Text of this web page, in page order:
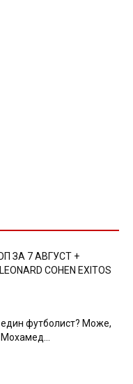
ЗА 7 АВГУСТ +
COHEN EXITOS
футболист? Може,